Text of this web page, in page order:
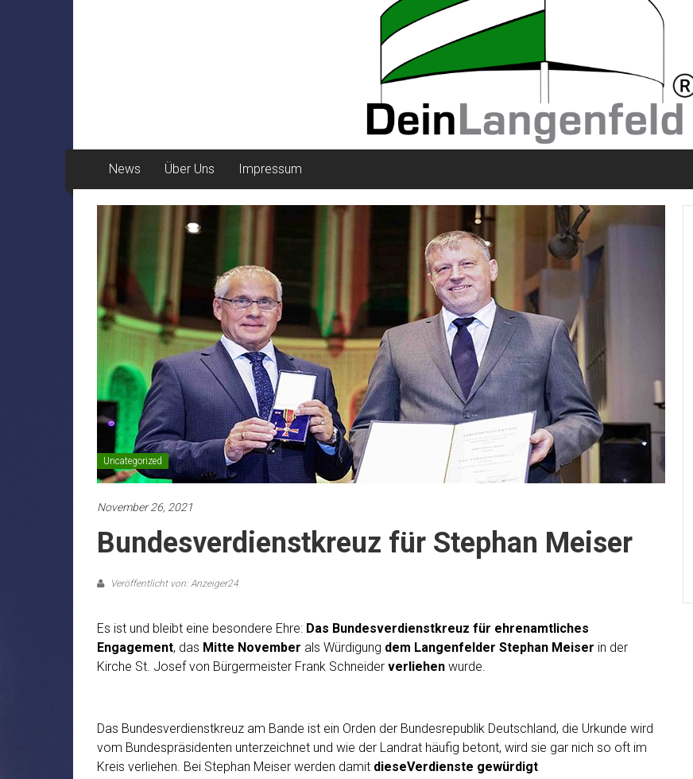
News Über Uns Impressum
Uncategorized
November 26, 2021
Bundesverdienstkreuz für Stephan Meiser
Veröffentlicht von: Anzeiger24
Es ist und bleibt eine besondere Ehre: Das Bundesverdienstkreuz für ehrenamtliches
Engagement, das Mitte November als Würdigung dem Langenfelder Stephan Meiser in der
Kirche St. Josef von Bürgermeister Frank Schneider verliehen wurde.
Das Bundesverdienstkreuz am Bande ist ein Orden der Bundesrepublik Deutschland, die Urkunde wird
vom Bundespräsidenten unterzeichnet und wie der Landrat häufig betont, wird sie gar nich so oft im
Kreis verliehen. Bei Stephan Meiser werden damit dieseVerdienste gewürdigt